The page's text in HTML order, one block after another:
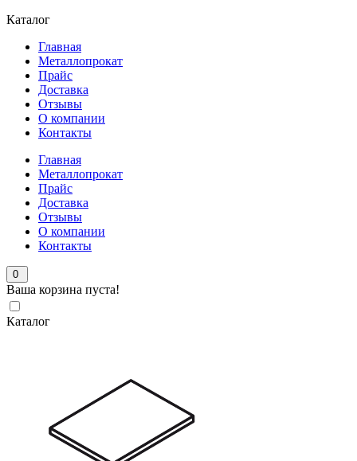
Каталог
Главная
Металлопрокат
Прайс
Доставка
Отзывы
О компании
Контакты
Главная
Металлопрокат
Прайс
Доставка
Отзывы
О компании
Контакты
0
Ваша корзина пуста!
Каталог